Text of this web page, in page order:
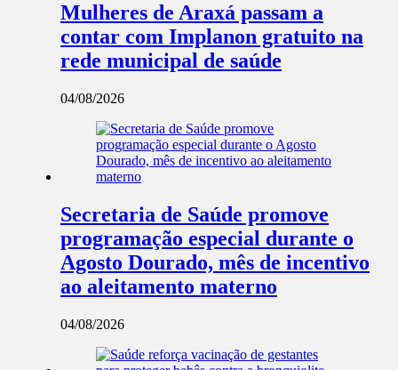
Mulheres de Araxá passam a
contar com Implanon gratuito na
rede municipal de saúde
04/08/2026
Secretaria de Saúde promove
programação especial durante o
Agosto Dourado, mês de incentivo
ao aleitamento materno
04/08/2026